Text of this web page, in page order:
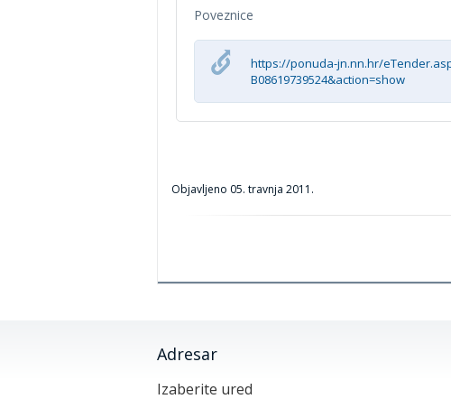
Poveznice
https://ponuda-jn.nn.hr/
B08619739524&action=show
Objavljeno 05. travnja 2011.
Adresar
Izaberite ured